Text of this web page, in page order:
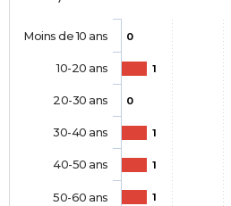
0
1
0
1
1
1
Moins de 10 ans
10-20 ans
20-30 ans
30-40 ans
40-50 ans
50-60 ans